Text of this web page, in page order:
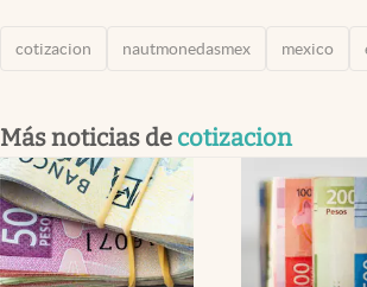
cotizacion nautmonedasmex mexico
Más noticias de cotizacion